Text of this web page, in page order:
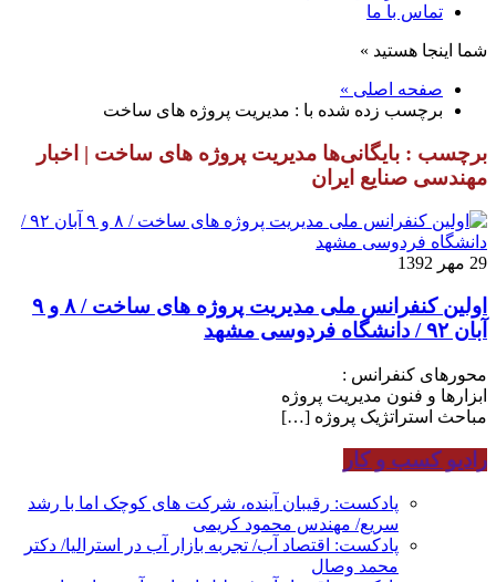
تماس با ما
شما اینجا هستید »
صفحه اصلی »
برچسب زده شده با : مدیریت پروژه های ساخت
برچسب : بایگانی‌ها مدیریت پروژه های ساخت | اخبار
مهندسی صنایع ایران
29 مهر 1392
اولین کنفرانس ملی مدیریت پروژه های ساخت / ۸ و ۹
آبان ۹۲ / دانشگاه فردوسی مشهد
محورهای کنفرانس :
ابزارها و فنون مدیریت پروژه
مباحث استراتژیک پروژه […]
رادیو کسب و کار
پادکست: رقیبان آینده، شرکت های کوچک اما با رشد
سریع/ مهندس محمود کریمی
پادکست: اقتصاد آب/ تجربه بازار آب در استرالیا/ دکتر
محمد وصال